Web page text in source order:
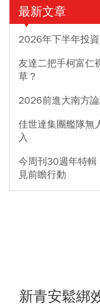
最新文章
2026年下半年投
友達二把手柯富仁
草？
2026前進大南方
佳世達集團艦隊無
入
今周刊30週年特輯
見前瞻行動
新青安鬆綁